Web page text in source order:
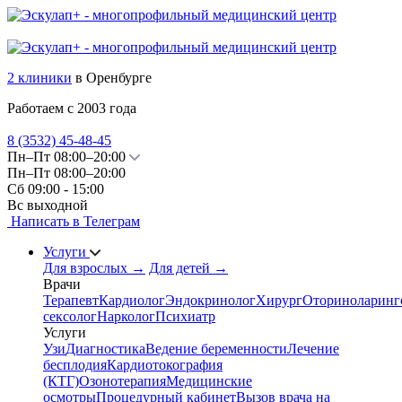
2 клиники в Оренбурге
Работаем с 2003 года
8 (3532) 45-48-45
Пн–Пт 08:00–20:00
Пн–Пт 08:00–20:00
Сб 09:00 - 15:00
Вс выходной
Написать в Телеграм
Услуги
Для взрослых → Для детей →
Врачи
ТерапевтКардиологЭндокринологХирург
сексологНаркологПсихиатр
Услуги
УзиДиагностикаВедение беременностиЛечение
бесплодияКардиотокография
(КТГ)ОзонотерапияМедицинские
осмотрыПроцедурный кабинетВызов врача на